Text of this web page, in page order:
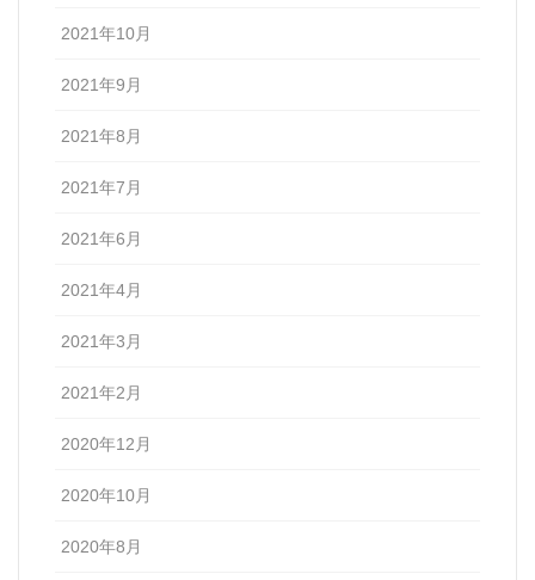
2021年10月
2021年9月
2021年8月
2021年7月
2021年6月
2021年4月
2021年3月
2021年2月
2020年12月
2020年10月
2020年8月